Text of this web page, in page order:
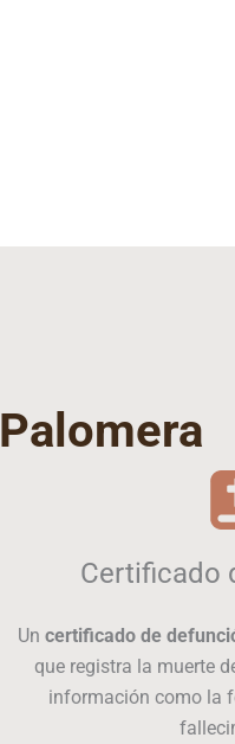
Palomera
Certificado
Un certificado de
que registra la muerte
información como la